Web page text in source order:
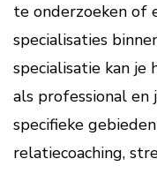
te onderzoeken of
specialisaties
specialisatie kan je
als professional
specifieke
relatiecoaching,